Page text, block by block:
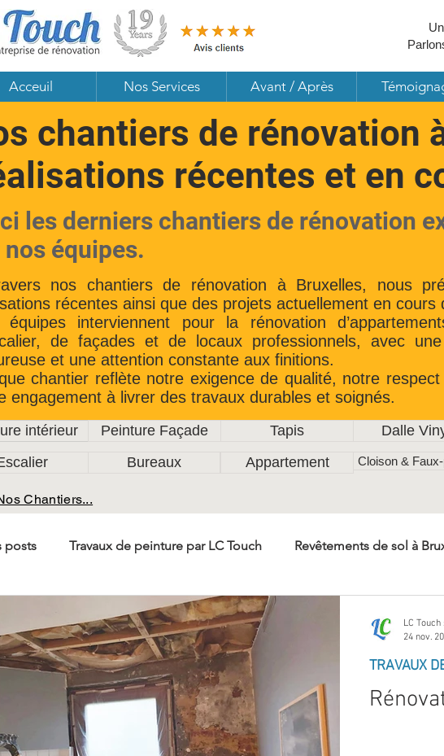
Acceuil Nos Services Avant / Après
chantiers de rénovation
récentes et en
les derniers chantiers de rénovation
nos équipes.
nos chantiers de rénovation à Bruxelles, nous
récentes ainsi que des projets actuellement en cours
équipes interviennent pour la rénovation
de façades et de locaux professionnels, avec
et une attention constante aux finitions.
chantier reflète notre exigence de qualité, notre
engagement à livrer des travaux durables et soignés.
Bureaux
intérieur Peinture Façade Tapis Dalle
Appartement Cloison &
Chantiers...
posts Travaux de peinture par LC Touch Revêtements de sol à
de cage d'Escalier Travaux de menuiserie LC Touch
de Plafonnage Carrelage intérieur & extérieur
et rénovation de Parquet Pose de Tapis pour Bureaux
TRAVAUX
LC
24 nov.